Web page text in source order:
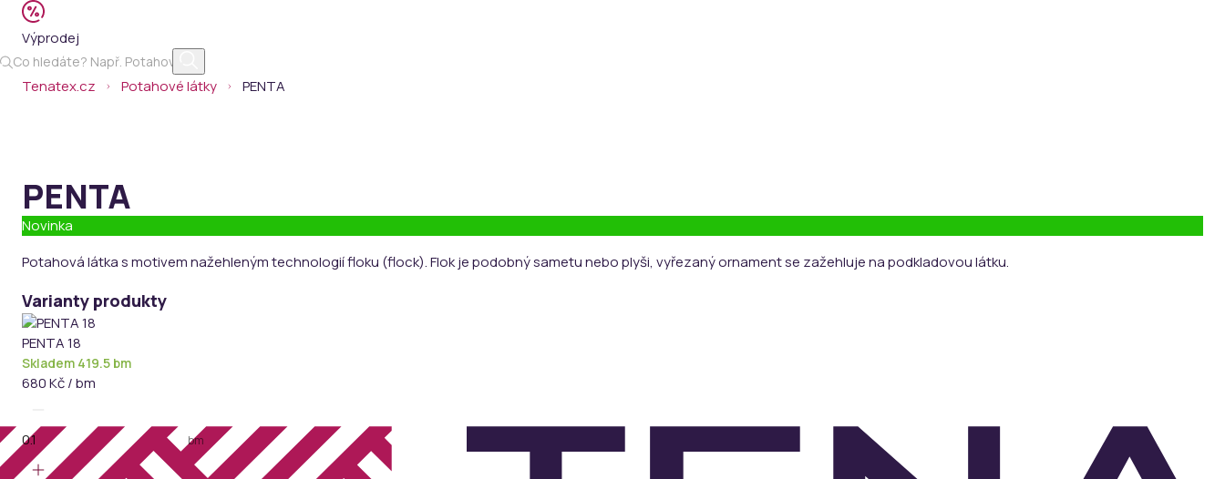
Výprodej
Tenatex.cz Potahové látky PENTA
PENTA
Novinka
Potahová látka s motivem nažehleným technologií floku (flock). Flok je podobný sametu nebo plyši, vyřezaný ornament se zažehluje na podkladovou látku.
Varianty produkty
PENTA 18
Skladem 419.5 bm
680 Kč / bm
bm